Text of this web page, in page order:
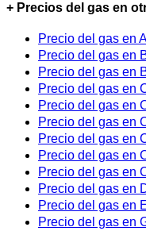
+ Precios del gas en
Precio del gas en
Precio del gas en
Precio del gas en
Precio del gas en
Precio del gas en
Precio del gas en
Precio del gas en
Precio del gas en
Precio del gas en
Precio del gas en
Precio del gas en
Precio del gas en